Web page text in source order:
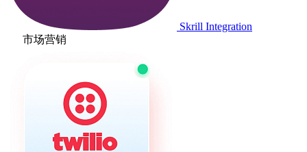
Skrill Integration
市场营销